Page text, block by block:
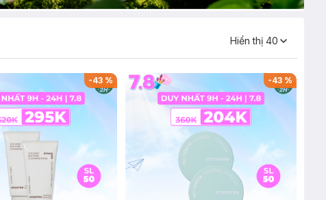
Hiển thị 40
-43% -43 %